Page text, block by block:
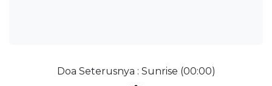
Doa Seterusnya : Sunrise (00:00)